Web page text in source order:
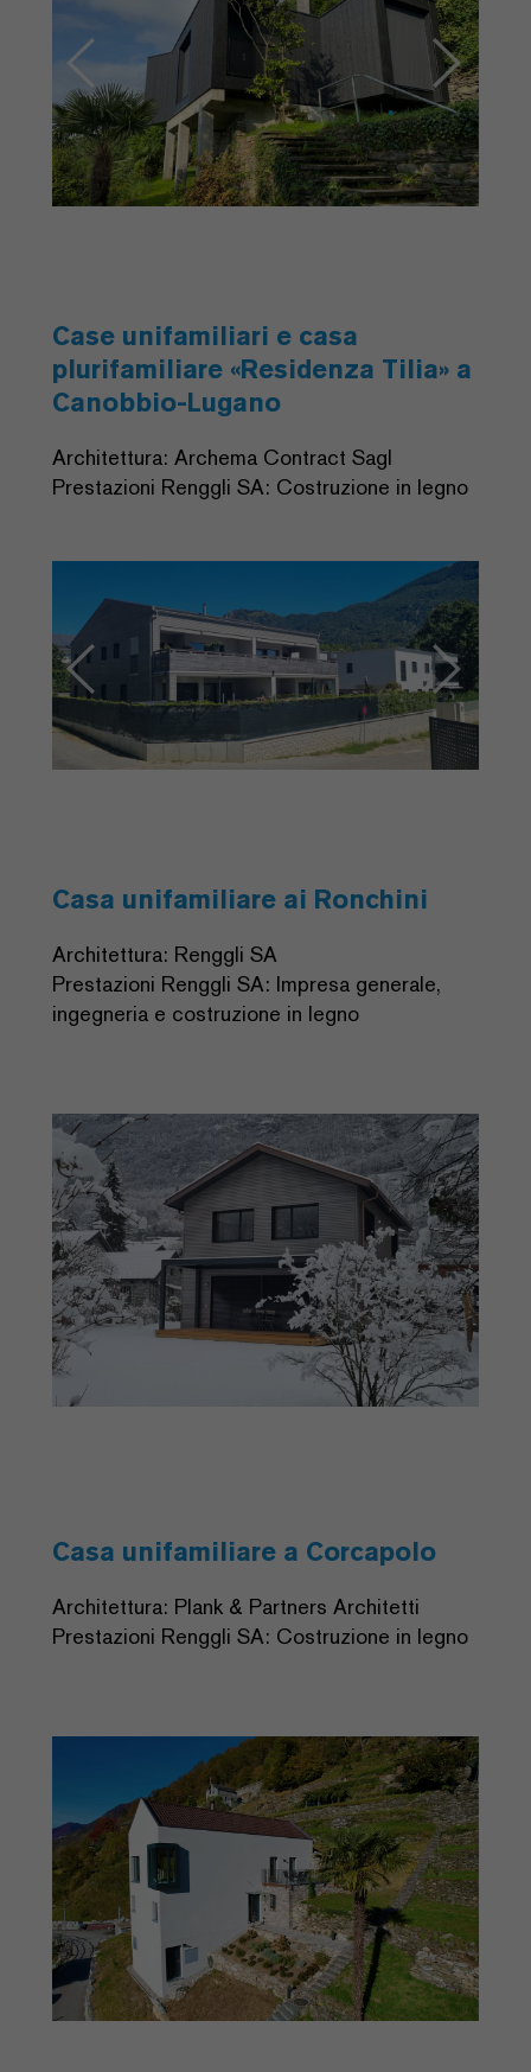
Case unifamiliari e casa
plurifamiliare «Residenza Tilia» a
Canobbio-Lugano
Architettura: Archema Contract Sagl
Prestazioni Renggli SA: Costruzione in legno
Next
Casa unifamiliare ai Ronchini
Architettura: Renggli SA
Prestazioni Renggli SA: Impresa generale,
ingegneria e costruzione in legno
Casa unifamiliare a Corcapolo
Architettura: Plank & Partners Architetti
Prestazioni Renggli SA: Costruzione in legno